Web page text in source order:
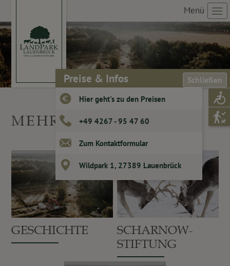
Menü
Preise & Infos
Schließen
Hier geht's zu den Preisen
+49 4267 - 95 47 60
Zum Kontaktformular
Wildpark 1, 27389 Lauenbrück
MEHR ZU ÜBER UNS
GESCHICHTE
SCHARNOW-
STIFTUNG